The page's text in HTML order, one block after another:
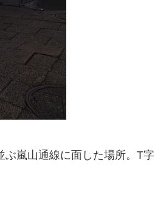
嵐山通線に面した場所。T字